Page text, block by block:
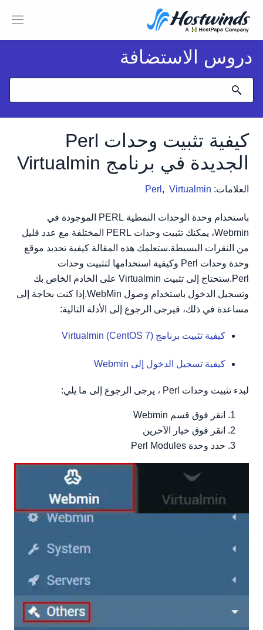
دروس الاستضافة
كيفية تثبيت وحدات Perl
الجديدة في برنامج Virtualmin
العلامات: Perl , Virtualmin
باستخدام وحدة الوحدات النمطية PERL الموجودة في
Webmin، يمكنك تثبيت وحدات PERL المختلفة مع عدد قليل
من النقرات البسيطة.ستعلمك هذه المقالة كيفية تحديد موقع
وحدة وحدات Perl وكيفية استخدامها لتثبيت وحدات
Perl.ستحتاج إلى تثبيت Virtualmin على الخادم الخاص بك
وتسجيل الدخول باستخدام وصول WebMin.إذا كنت بحاجة إلى
مساعدة في ذلك، فيرجى الرجوع إلى الأدلة التالية:
كيفية تثبيت برنامج Virtualmin (CentOS 7)
كيفية تسجيل الدخول إلى Webmin
لبدء تثبيت وحدات Perl ، يرجى الرجوع إلى ما يلي:
انقر فوق قسم Webmin
انقر فوق خيار الآخرين
حدد وحدة Perl Modules